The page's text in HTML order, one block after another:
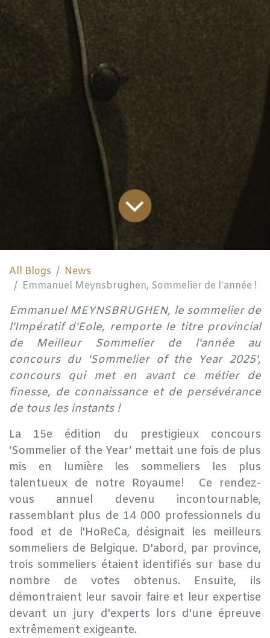
All Blogs
News
Emmanuel Meynsbrughen, Sommelier de l'année !
Emmanuel MEYNSBRUGHEN, le sommelier de
l'Impératif d'Eole, remporte le titre provincial
de Meilleur Sommelier de l'année au
concours du 'Sommelier of the Year 2025',
concours qui met en avant ce métier de
finesse, de connaissance et de persévérance
de tous les instants !
La 15e édition du prestigieux concours
‘Sommelier of the Year’ mettait une fois de plus
mis en lumière les sommeliers les plus
talentueux de notre Royaume! Ce rendez-
vous annuel devenu incontournable,
rassemblant plus de 14 000 professionnels du
food et de l'HoReCa, désignait les meilleurs
sommeliers de Belgique. D'abord, par province,
trois sommeliers étaient identifiés sur base du
nombre de votes obtenus. Ensuite, ils
démontraient leur savoir faire et leur expertise
devant un jury d'experts lors d'une épreuve
extrêmement exigeante.